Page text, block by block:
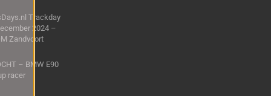
Trackday
2024 –
Zandvoort
– BMW E90
racer